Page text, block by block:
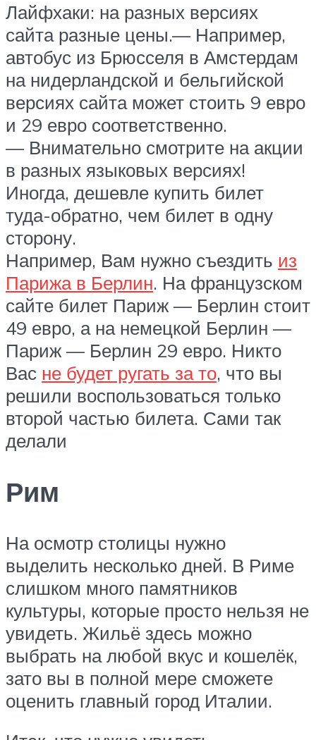
Лайфхаки: на разных версиях
сайта разные цены.— Например,
автобус из Брюсселя в Амстердам
на нидерландской и бельгийской
версиях сайта может стоить 9 евро
и 29 евро соответственно.
— Внимательно смотрите на акции
в разных языковых версиях!
Иногда, дешевле купить билет
туда-обратно, чем билет в одну
сторону.
Например, Вам нужно съездить из
Парижа в Берлин. На французском
сайте билет Париж — Берлин стоит
49 евро, а на немецкой Берлин —
Париж — Берлин 29 евро. Никто
Вас не будет ругать за то, что вы
решили воспользоваться только
второй частью билета. Сами так
делали
Рим
На осмотр столицы нужно
выделить несколько дней. В Риме
слишком много памятников
культуры, которые просто нельзя не
увидеть. Жильё здесь можно
выбрать на любой вкус и кошелёк,
зато вы в полной мере сможете
оценить главный город Италии.